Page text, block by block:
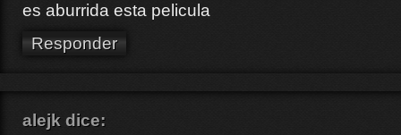
es aburrida esta pelicula
Responder
alejk dice: